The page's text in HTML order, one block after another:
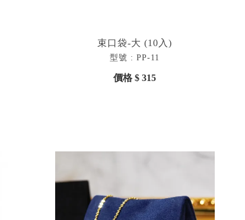
束口袋-大 (10入)
型號 : PP-11
價格 $ 315